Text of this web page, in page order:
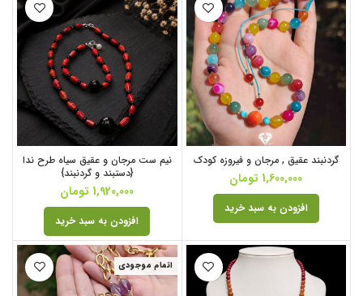
گردنبند عقیق , مرجان و فیروزه کودک
1,600,000 تومان
افزودن به سبد خرید
نیم ست مرجان و عقیق سیاه طرح ندا
{دستبند و گردنبند}
1,920,000 تومان
افزودن به سبد خرید
اتمام موجودی